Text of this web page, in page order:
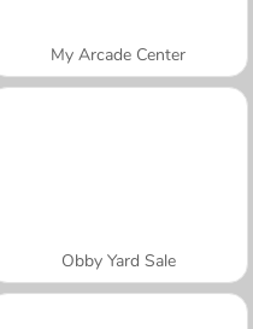
My Arcade Center
Obby Yard Sale